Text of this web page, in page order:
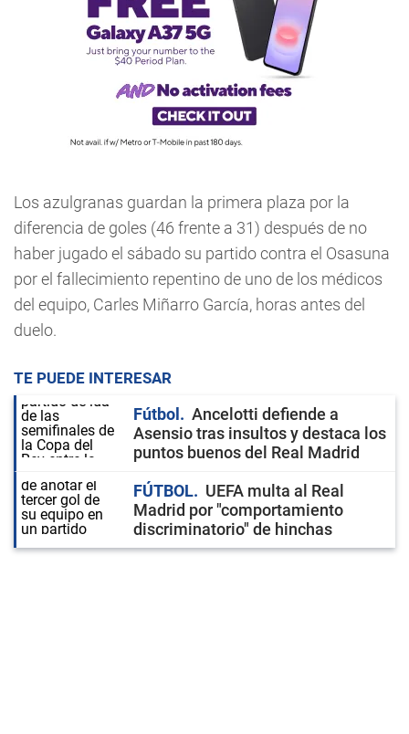
Los azulgranas guardan la primera plaza por la
diferencia de goles (46 frente a 31) después de no
haber jugado el sábado su partido contra el Osasuna
por el fallecimiento repentino de uno de los médicos
del equipo, Carles Miñarro García, horas antes del
duelo.
TE PUEDE INTERESAR
Fútbol
Ancelotti defiende a
Asensio tras insultos y destaca los
puntos buenos del Real Madrid
FÚTBOL
UEFA multa al Real
Madrid por "comportamiento
discriminatorio" de hinchas